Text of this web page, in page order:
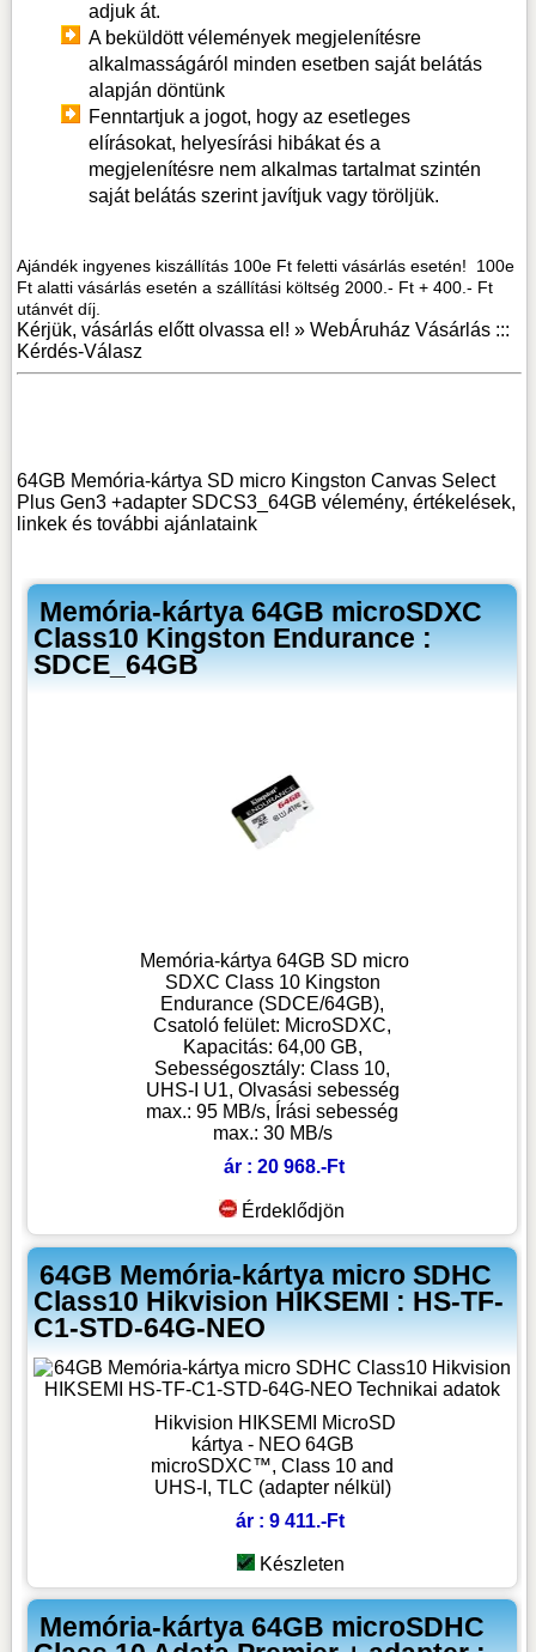
adjuk át.
A beküldött vélemények megjelenítésre
alkalmasságáról minden esetben saját belátás
alapján döntünk
Fenntartjuk a jogot, hogy az esetleges
elírásokat, helyesírási hibákat és a
megjelenítésre nem alkalmas tartalmat szintén
saját belátás szerint javítjuk vagy töröljük.
Ajándék ingyenes kiszállítás 100e Ft feletti vásárlás esetén! 100e
Ft alatti vásárlás esetén a szállítási költség 2000.- Ft + 400.- Ft
utánvét díj.
Kérjük, vásárlás előtt olvassa el! »WebÁruház Vásárlás :::
Kérdés-Válasz
64GB Memória-kártya SD micro Kingston Canvas Select
Plus Gen3 +adapter SDCS3_64GB vélemény, értékelések,
linkek és további ajánlataink
Memória-kártya 64GB microSDXC
Class10 Kingston Endurance :
SDCE_64GB
Memória-kártya 64GB SD micro
SDXC Class 10 Kingston
Endurance (SDCE/64GB),
Csatoló felület: MicroSDXC,
Kapacitás: 64,00 GB,
Sebességosztály: Class 10,
UHS-I U1, Olvasási sebesség
max.: 95 MB/s, Írási sebesség
max.: 30 MB/s
ár : 20 968.-Ft
Érdeklődjön
64GB Memória-kártya micro SDHC
Class10 Hikvision HIKSEMI : HS-TF-
C1-STD-64G-NEO
Hikvision HIKSEMI MicroSD
kártya - NEO 64GB
microSDXC™, Class 10 and
UHS-I, TLC (adapter nélkül)
ár : 9 411.-Ft
Készleten
Memória-kártya 64GB microSDHC